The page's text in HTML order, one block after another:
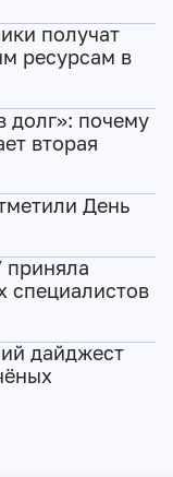
получат
ресурсам в
долг»: почему
вторая
День
приняла
специалистов
дайджест